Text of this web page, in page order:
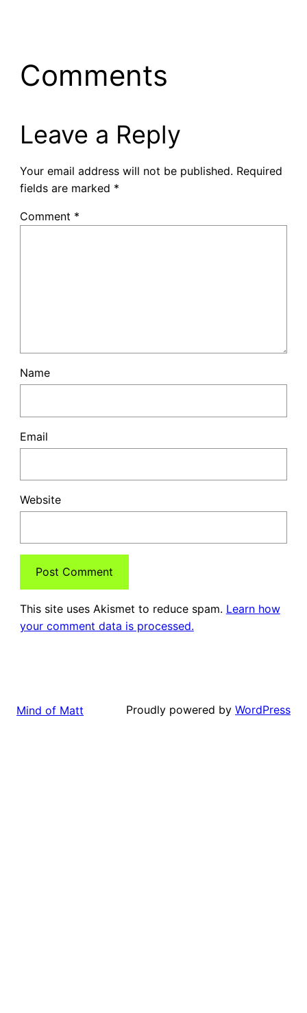
Comments
Leave a Reply
Your email address will not be published. Required
fields are marked *
Comment *
Name
Email
Website
This site uses Akismet to reduce spam. Learn how
your comment data is processed.
Mind of Matt Proudly powered by WordPress